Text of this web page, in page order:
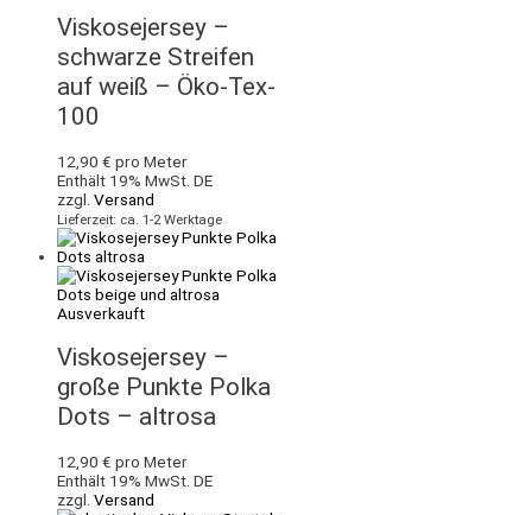
Viskosejersey –
schwarze Streifen
auf weiß – Öko-Tex-
100
12,90 € pro Meter
Enthält 19% MwSt. DE
zzgl. Versand
Lieferzeit: ca. 1-2 Werktage
Ausverkauft
Viskosejersey –
große Punkte Polka
Dots – altrosa
12,90 € pro Meter
Enthält 19% MwSt. DE
zzgl. Versand